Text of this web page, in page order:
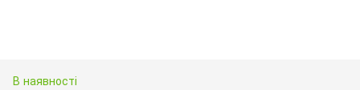
В наявності